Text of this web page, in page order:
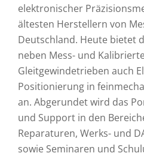
elektronischer
ältesten Herstellern von
Deutschland. Heute bietet
neben Mess- und
Gleitgewindetrieben auch
Positionierung in
an. Abgerundet wird das
und Support in den
Reparaturen, Werks- und
sowie Seminaren und